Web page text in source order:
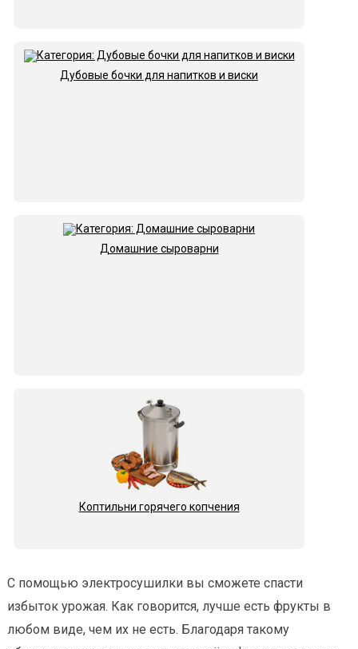
Дубовые бочки для напитков и виски
Домашние сыроварни
Коптильни горячего копчения
С помощью электросушилки вы сможете спасти
избыток урожая. Как говорится, лучше есть фрукты в
любом виде, чем их не есть. Благодаря такому